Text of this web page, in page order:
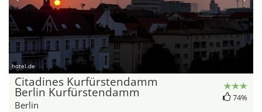
hotel.de
Citadines Kurfürstendamm
Berlin Kurfürstendamm
Berlin
74%